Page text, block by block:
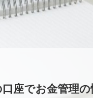
座でお金管理